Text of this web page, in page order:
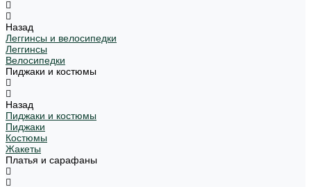
Назад
Леггинсы и велосипедки
Леггинсы
Велосипедки
Пиджаки и костюмы
Назад
Пиджаки и костюмы
Пиджаки
Костюмы
Жакеты
Платья и сарафаны